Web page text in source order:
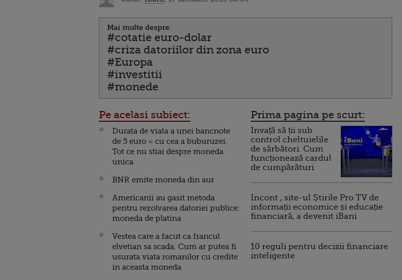
Mai multe despre:
#cotatie euro-dolar
#criza datoriilor din zona euro
#Europa
#investitii
#monede
Pe acelasi subiect:
Durata de viata a unei bancnote
de 5 euro = cu cea a buburuzei.
Tot ce nu stiai despre moneda
unica
BNR emite moneda din aur
Americanii au gasit metoda
pentru rezolvarea datoriei publice:
moneda de platina
Vestea care a facut ca francul
elvetian sa scada. Cum ar putea fi
usurata viata romanilor cu credite
in aceasta moneda
Prima pagina pe scurt:
Invață să ții sub
control cheltuielile
de sărbători. Cum
funcționează cardul
de cumpărături
Incont , site-ul Știrile Pro TV de
informații economice și educație
financiară, a devenit iBani
10 reguli pentru decizii financiare
inteligente